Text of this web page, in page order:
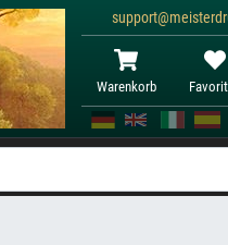
Warenkorb